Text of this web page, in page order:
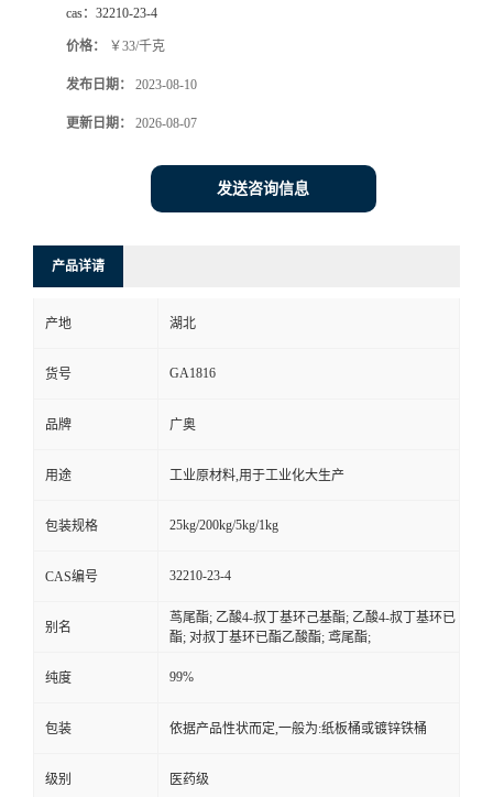
cas： 32210-23-4
价格： ￥33/千克
发布日期： 2023-08-10
更新日期： 2026-08-07
发送咨询信息
产品详请
产地 湖北
货号 GA1816
品牌 广奥
用途 工业原材料,用于工业化大生产
包装规格 25kg/200kg/5kg/1kg
CAS编号 32210-23-4
别名
茑尾酯; 乙酸4-叔丁基环己基酯; 乙酸4-叔丁基环已
酯; 对叔丁基环已酯乙酸酯; 鸢尾酯;
纯度 99%
包装 依据产品性状而定,一般为:纸板桶或镀锌铁桶
级别 医药级